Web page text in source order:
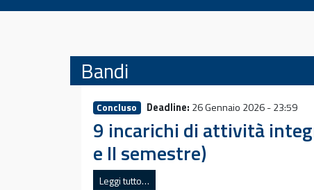
Bandi
Concluso Deadline: 26 Gennaio 2026 - 23:59
9 incarichi di attività
e II semestre)
Leggi tutto…